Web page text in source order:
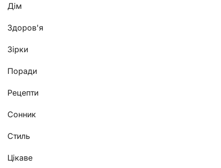
Дім
Здоров'я
Зірки
Поради
Рецепти
Сонник
Стиль
Цікаве